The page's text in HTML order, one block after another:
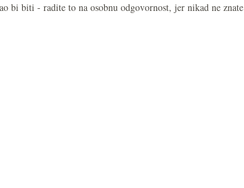
bi biti - radite to na osobnu odgovornost, jer nikad ne